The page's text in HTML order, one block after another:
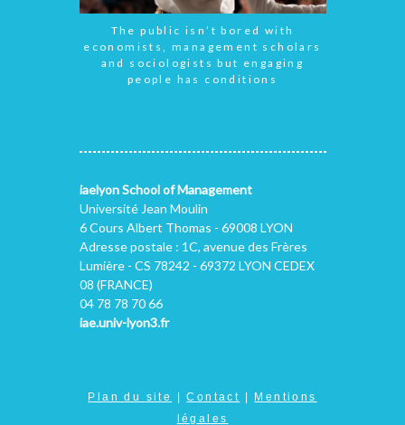
The public isn’t bored with
economists, management scholars
and sociologists but engaging
people has conditions
iaelyon School of Management
Université Jean Moulin
6 Cours Albert Thomas - 69008 LYON
Adresse postale : 1C, avenue des Frères
Lumière - CS 78242 - 69372 LYON CEDEX
08 (FRANCE)
04 78 78 70 66
iae.univ-lyon3.fr
Plan du site |Contact
Mentions
légales